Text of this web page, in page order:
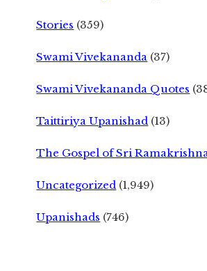
Stories (359)
Swami Vivekananda (37)
Swami Vivekananda Quotes
Taittiriya Upanishad (13)
The Gospel of Sri
Uncategorized (1,949)
Upanishads (746)